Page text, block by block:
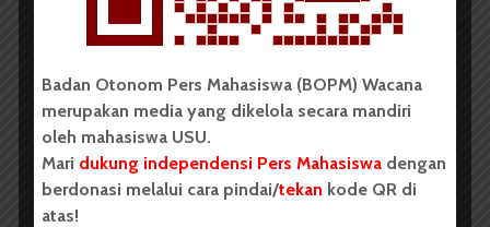
BERITA KAMPUS
Dua Mahasiswa Etnomusikologi
USU Torehkan Prestasi di
PEKSIMIDA 2026
Badan Otonom Pers Mahasiswa (BOPM) Wacana
merupakan media yang dikelola secara mandiri
oleh mahasiswa USU.
Mari dukung independensi Pers Mahasiswa dengan
berdonasi melalui cara pindai/tekan kode QR di
atas!